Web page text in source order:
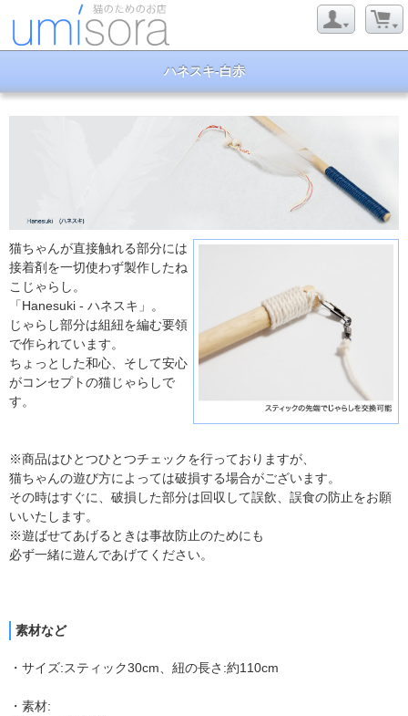
ハネスキ-白赤
猫ちゃんが直接触れる部分には
接着剤を一切使わず製作したね
こじゃらし。
「Hanesuki - ハネスキ」。
じゃらし部分は組紐を編む要領
で作られています。
ちょっとした和心、そして安心
がコンセプトの猫じゃらしで
す。
※商品はひとつひとつチェックを行っておりますが、
猫ちゃんの遊び方によっては破損する場合がございます。
その時はすぐに、破損した部分は回収して誤飲、誤食の防止をお願
いいたします。
※遊ばせてあげるときは事故防止のためにも
必ず一緒に遊んであげてください。
素材など
・サイズ:スティック30cm、紐の長さ:約110cm
・素材: